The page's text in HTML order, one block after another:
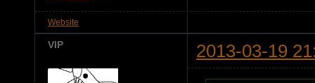
Website
VIP 2013-03-19